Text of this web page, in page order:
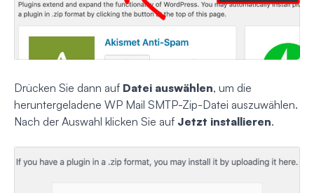
Drücken Sie dann auf Datei auswählen, um die
heruntergeladene WP Mail SMTP-Zip-Datei auszuwählen.
Nach der Auswahl klicken Sie auf Jetzt installieren.